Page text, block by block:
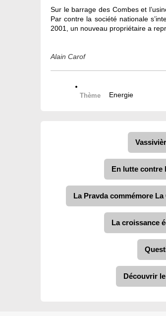
Sur le barrage des Combes et
Par contre la société nationale
2001, un nouveau propriétaire a
Alain Carof
Thème Energie
En lutte contre
La Pravda commémore
La croissance
Découvrir